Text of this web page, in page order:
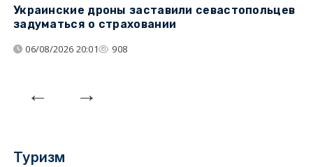
Украинские дроны заставили севастопольцев
задуматься о страховании
06/08/2026 20:01 908
Туризм